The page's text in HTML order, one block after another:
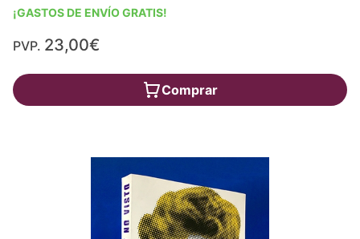
¡GASTOS DE ENVÍO GRATIS!
PVP. 23,00€
Comprar